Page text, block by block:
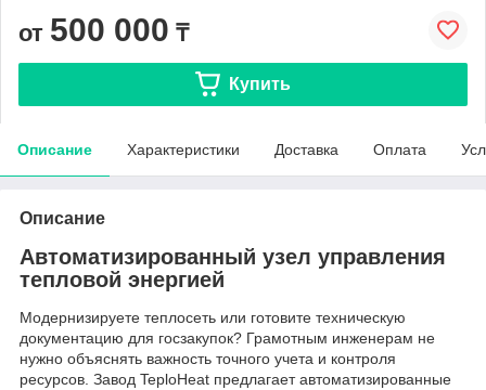
от 500 000 ₸
Купить
Описание Характеристики Доставка Оплата
Описание
Автоматизированный узел управления
тепловой энергией
Модернизируете теплосеть или готовите техническую
документацию для госзакупок? Грамотным инженерам не
нужно объяснять важность точного учета и контроля
ресурсов. Завод TeploHeat предлагает автоматизированные